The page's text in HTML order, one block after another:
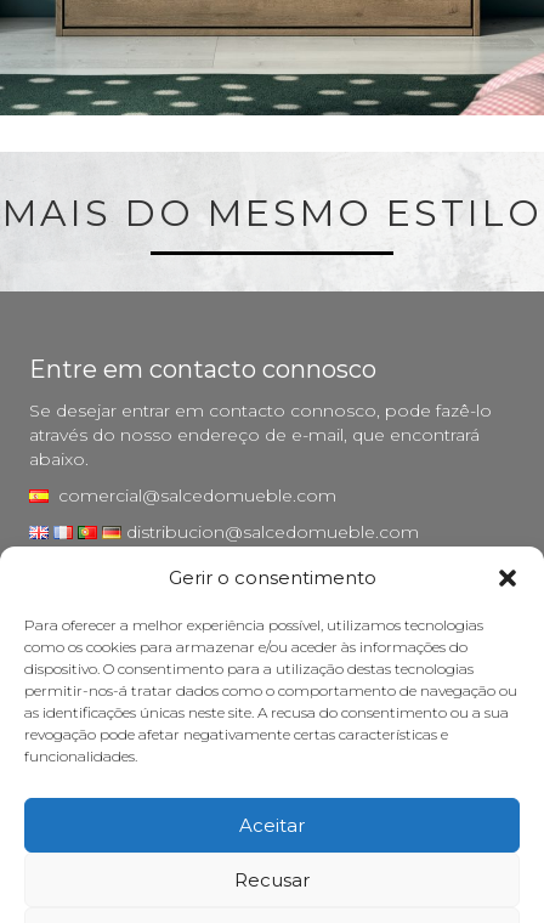
Gerir o consentimento
Para oferecer a melhor experiência possível, utilizamos tecnologias
como os cookies para armazenar e/ou aceder às informações do
dispositivo. O consentimento para a utilização destas tecnologias
permitir-nos-á tratar dados como o comportamento de navegação ou
as identificações únicas neste site. A recusa do consentimento ou a sua
revogação pode afetar negativamente certas características e
funcionalidades.
Aceitar
Recusar
MAIS DO MESMO ESTILO
Entre em contacto connosco
Se desejar entrar em contacto connosco, pode fazê-lo
através do nosso endereço de e-mail, que encontrará
abaixo.
comercial@salcedomueble.com
distribucion@salcedomueble.com
Rua Arturo San Juan, 1 - Viana, Navarra (31230)
Instagram
Aviso legal
Política de privacidade
Política de cookies
Subsídios